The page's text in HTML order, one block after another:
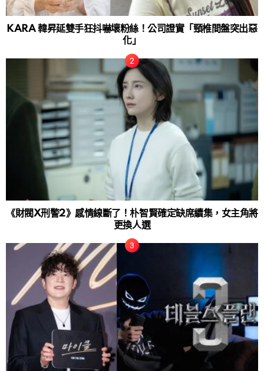
KARA 韓昇延雙手狂抖嚇壞粉絲！公司證實「頸椎間盤突出惡
化」
《財閥X刑警2》感情線斷了！朴智賢確定缺席續集，女主角將
更換人選